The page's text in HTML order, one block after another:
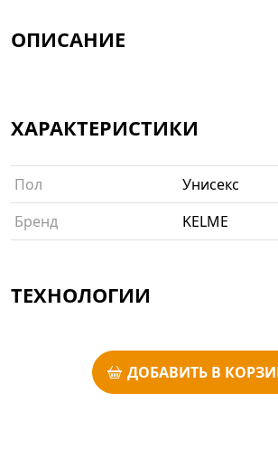
ОПИСАНИЕ
ХАРАКТЕРИСТИКИ
Пол
Унисекс
Бренд
KELME
ТЕХНОЛОГИИ
ДОБАВИТЬ В